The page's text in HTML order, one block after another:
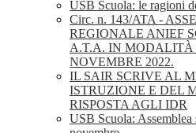
USB Scuola: le ragioni
Circ. n. 143/ATA -
REGIONALE ANIEF
A.T.A. IN MODALITÀ
NOVEMBRE 2022.
IL SAIR SCRIVE AL
ISTRUZIONE E DEL
RISPOSTA AGLI IDR
USB Scuola: Assemblea